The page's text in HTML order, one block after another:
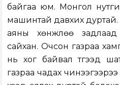
байгаа юм. Монгол
машинтай давхих
аяны хөнжлөө задлаад
сайхан. Очсон газраа
нь хог байвал түүгээд
газраа чадах